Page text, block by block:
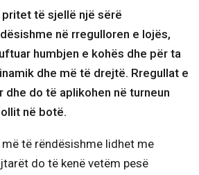
të sjellë një sërë
në rregulloren e lojës,
humbjen e kohës dhe për ta
dhe më të drejtë. Rregullat e
dhe do të aplikohen në turneun
në botë.
të rëndësishme lidhet me
do të kenë vetëm pesë